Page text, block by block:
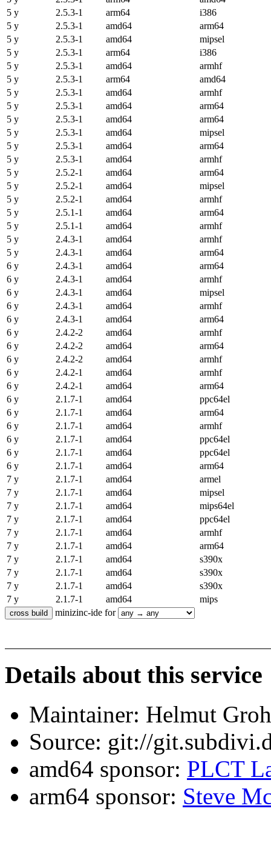
5 y
2.5.3-1 arm64
i386
5 y
2.5.3-1 amd64
arm64
5 y
2.5.3-1 amd64
mipsel
5 y
2.5.3-1 arm64
i386
5 y
2.5.3-1 amd64
armhf
5 y
2.5.3-1 arm64
amd64
5 y
2.5.3-1 amd64
armhf
5 y
2.5.3-1 amd64
arm64
5 y
2.5.3-1 amd64
arm64
5 y
2.5.3-1 amd64
mipsel
5 y
2.5.3-1 amd64
arm64
5 y
2.5.3-1 amd64
armhf
5 y
2.5.2-1 amd64
arm64
5 y
2.5.2-1 amd64
mipsel
5 y
2.5.2-1 amd64
armhf
5 y
2.5.1-1 amd64
arm64
5 y
2.5.1-1 amd64
armhf
5 y
2.4.3-1 amd64
armhf
5 y
2.4.3-1 amd64
arm64
6 y
2.4.3-1 amd64
arm64
6 y
2.4.3-1 amd64
armhf
6 y
2.4.3-1 amd64
mipsel
6 y
2.4.3-1 amd64
armhf
6 y
2.4.3-1 amd64
arm64
6 y
2.4.2-2 amd64
armhf
6 y
2.4.2-2 amd64
arm64
6 y
2.4.2-2 amd64
armhf
6 y
2.4.2-1 amd64
armhf
6 y
2.4.2-1 amd64
arm64
6 y
2.1.7-1 amd64
ppc64el
6 y
2.1.7-1 amd64
arm64
6 y
2.1.7-1 amd64
armhf
6 y
2.1.7-1 amd64
ppc64el
6 y
2.1.7-1 amd64
ppc64el
6 y
2.1.7-1 amd64
arm64
7 y
2.1.7-1 amd64
armel
7 y
2.1.7-1 amd64
mipsel
7 y
2.1.7-1 amd64
mips64el
7 y
2.1.7-1 amd64
ppc64el
7 y
2.1.7-1 amd64
armhf
7 y
2.1.7-1 amd64
arm64
7 y
2.1.7-1 amd64
s390x
7 y
2.1.7-1 amd64
s390x
7 y
2.1.7-1 amd64
s390x
7 y
2.1.7-1 amd64
mips
minizinc-ide for
Details about this service
Maintainer: Helmut
Source: git://
amd64 sponsor: PLCT
arm64 sponsor: Steve